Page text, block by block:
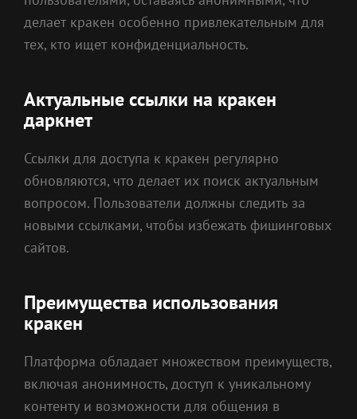
делает кракен особенно привлекательным для
тех, кто ищет конфиденциальность.
Актуальные ссылки на кракен
даркнет
Ссылки для доступа к кракен регулярно
обновляются, что делает их поиск актуальным
вопросом. Пользователи должны следить за
новыми ссылками, чтобы избежать фишинговых
сайтов.
Преимущества использования
кракен
Платформа обладает множеством преимуществ,
включая анонимность, доступ к уникальному
контенту и возможности для общения в